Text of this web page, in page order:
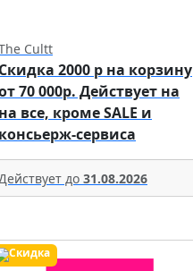
Cultt
Скидка 2000 р на корзину
70 000р. Действует на
на все, кроме SALE и
консьерж-сервиса
до 31.08.2026